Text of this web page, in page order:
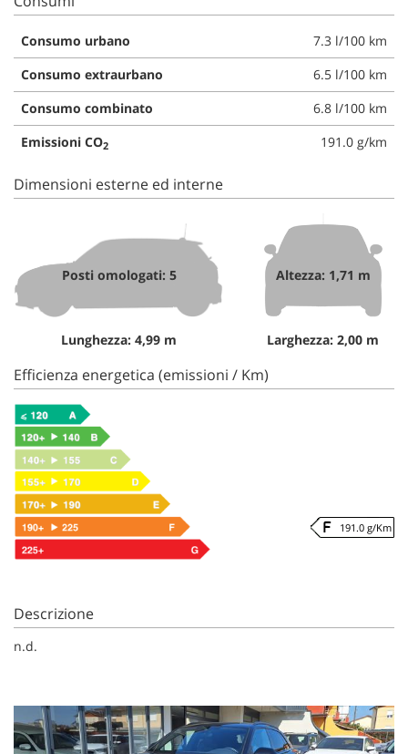
Consumo urbano
7.3 l/100 km
Consumo extraurbano
6.5 l/100 km
Consumo combinato
6.8 l/100 km
Emissioni CO2 191.0 g/km
Dimensioni esterne ed interne
Posti omologati: 5
Lunghezza: 4,99 m
Altezza: 1,71 m
Larghezza: 2,00 m
Efficienza energetica (emissioni / Km)
191.0 g/Km
Descrizione
n.d.